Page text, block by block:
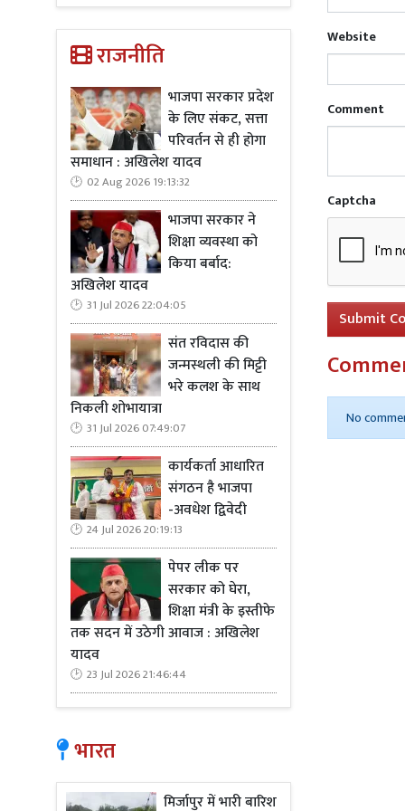
राजनीति
भाजपा सरकार प्रदेश
के लिए संकट, सत्ता
परिवर्तन से ही होगा
समाधान : अखिलेश यादव
02 Aug 2026 19:13:32
भाजपा सरकार ने
शिक्षा व्यवस्था को
किया बर्बाद:
अखिलेश यादव
31 Jul 2026 22:04:05
संत रविदास की
जन्मस्थली की मिट्टी
भरे कलश के साथ
निकली शोभायात्रा
31 Jul 2026 07:49:07
कार्यकर्ता आधारित
संगठन है भाजपा
-अवधेश द्विवेदी
24 Jul 2026 20:19:13
पेपर लीक पर
सरकार को घेरा,
शिक्षा मंत्री के इस्तीफे
तक सदन में उठेगी आवाज : अखिलेश
यादव
23 Jul 2026 21:46:44
भारत
मिर्जापुर में भारी बारिश
जब
हूँ। DSP
पिलाई।
बाद
आईजी
सफलता के
हम या तो
Website
Comment
Captcha
Submit
No